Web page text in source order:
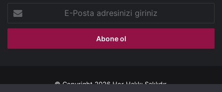
Posta
adresinizi
© Copyright 2026 Her Hakkı Saklıdır.